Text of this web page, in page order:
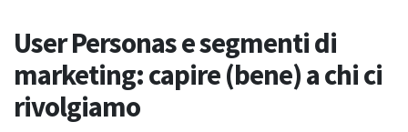
User Personas e segmenti di
marketing: capire (bene) a chi ci
rivolgiamo